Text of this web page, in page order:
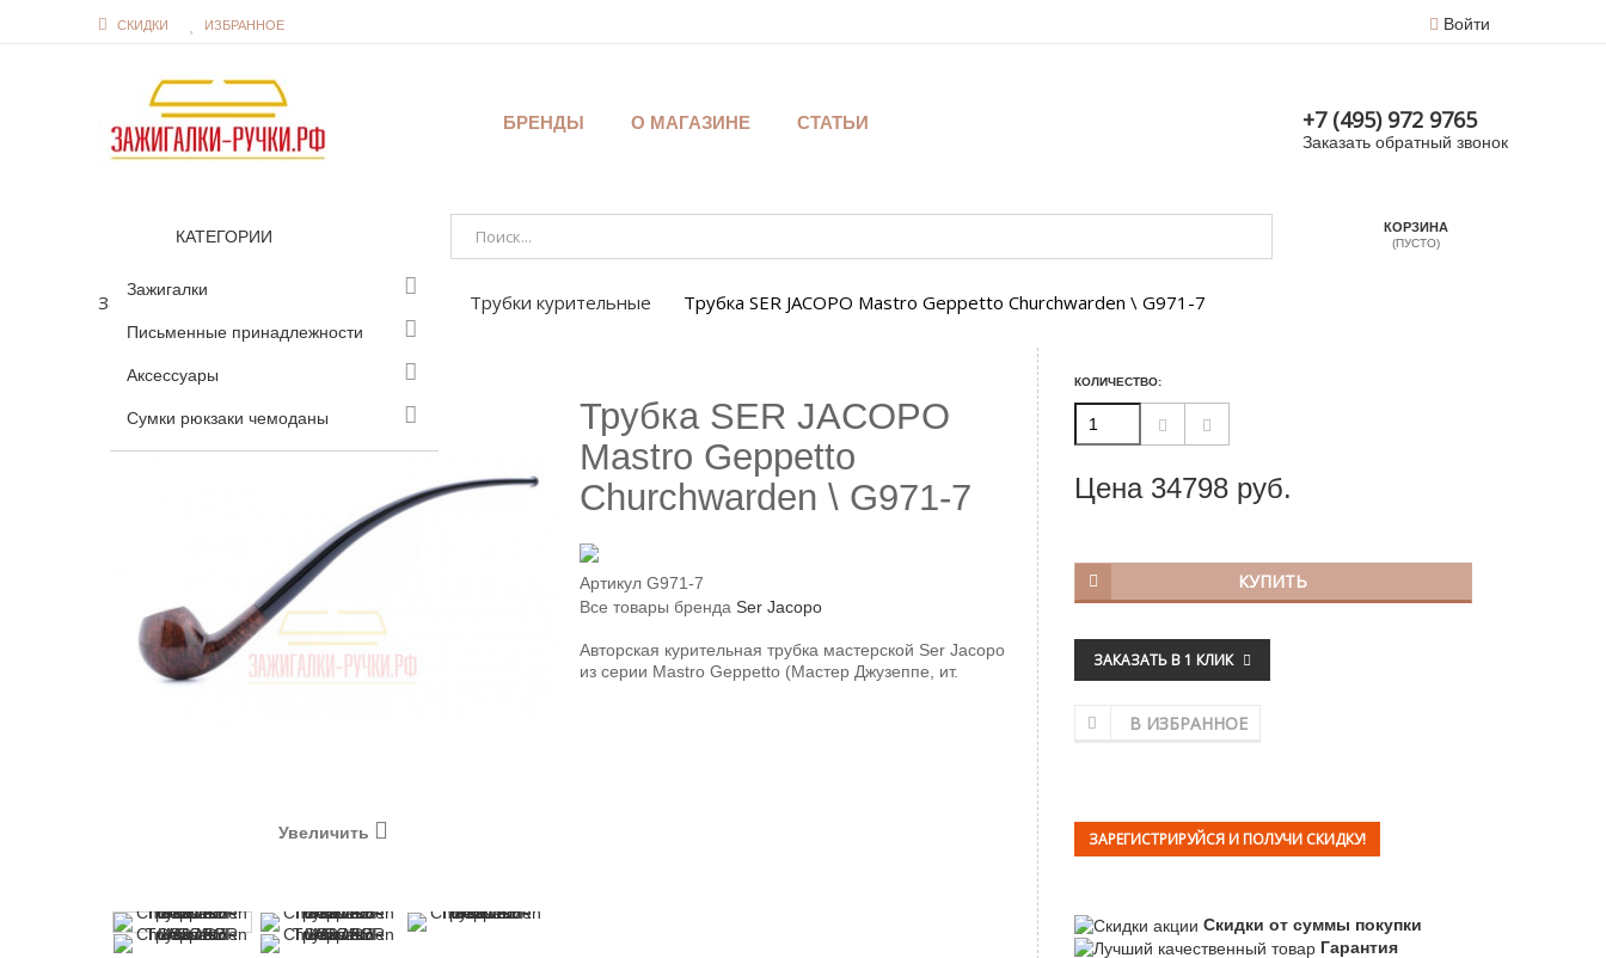
СКИДКИ ИЗБРАННОЕ Войти
БРЕНДЫ О МАГАЗИНЕ СТАТЬИ +7 (495) 972 9765
Заказать обратный звонок
КАТЕГОРИИ
Зажигалки
Письменные принадлежности
Аксессуары
Сумки рюкзаки чемоданы
КОРЗИНА
(ПУСТО)
Зажигалки Трубки курительные Трубка SER JACOPO Mastro Geppetto Churchwarden \ G971-7
Увеличить
Трубка SER JACOPO
Mastro Geppetto
Churchwarden \ G971-7
Артикул G971-7
Все товары бренда Ser Jacopo
Авторская курительная трубка мастерской Ser Jacopo
из серии Mastro Geppetto (Мастер Джузеппе, ит.
КОЛИЧЕСТВО:
Цена 34798руб.
КУПИТЬ
ЗАКАЗАТЬ В 1 КЛИК
В ИЗБРАННОЕ
ЗАРЕГИСТРИРУЙСЯ И ПОЛУЧИ СКИДКУ!
Скидки от суммы покупки
Гарантия